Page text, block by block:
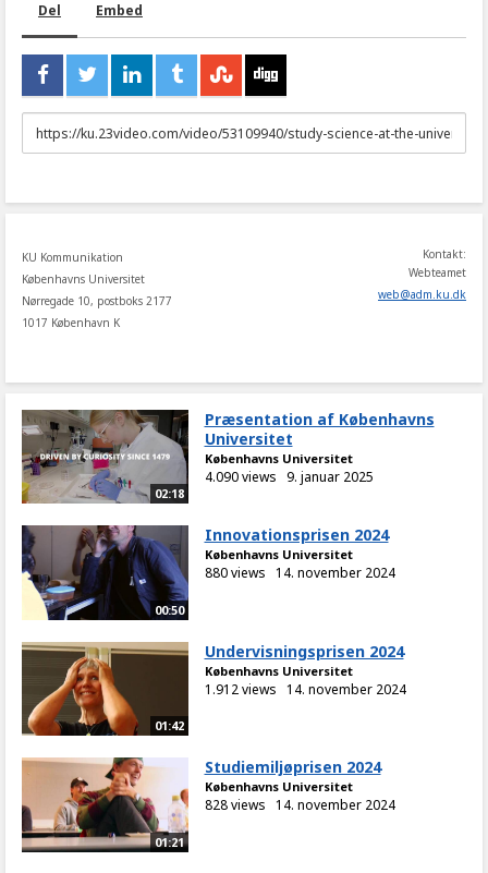
Del Embed
URL
to
KU Kommunikation
Københavns Universitet
Nørregade 10, postboks 2177
1017 København K
Kontakt:
Webteamet
web@adm.ku.dk
02:18
Præsentation af Københavns
Universitet
Københavns Universitet
4.090 views 9. januar 2025
00:50
Innovationsprisen 2024
Københavns Universitet
880 views 14. november 2024
01:42
Undervisningsprisen 2024
Københavns Universitet
1.912 views 14. november 2024
01:21
Studiemiljøprisen 2024
Københavns Universitet
828 views 14. november 2024